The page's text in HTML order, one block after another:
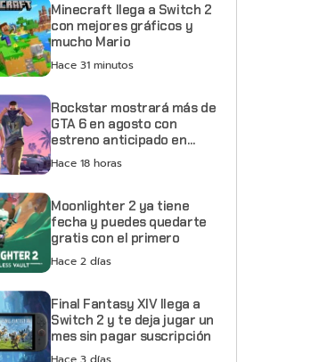
Minecraft llega a Switch 2
con mejores gráficos y
mucho Mario
Hace 31 minutos
Rockstar mostrará más de
GTA 6 en agosto con
estreno anticipado en
Netflix
Hace 18 horas
Moonlighter 2 ya tiene
fecha y puedes quedarte
gratis con el primero
Hace 2 días
Final Fantasy XIV llega a
Switch 2 y te deja jugar un
mes sin pagar suscripción